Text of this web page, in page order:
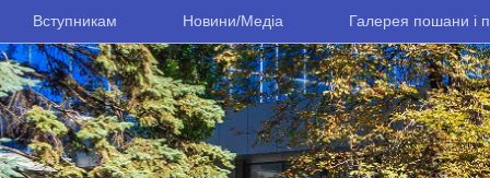
Вступникам Новини/Медіа Галерея пошани і